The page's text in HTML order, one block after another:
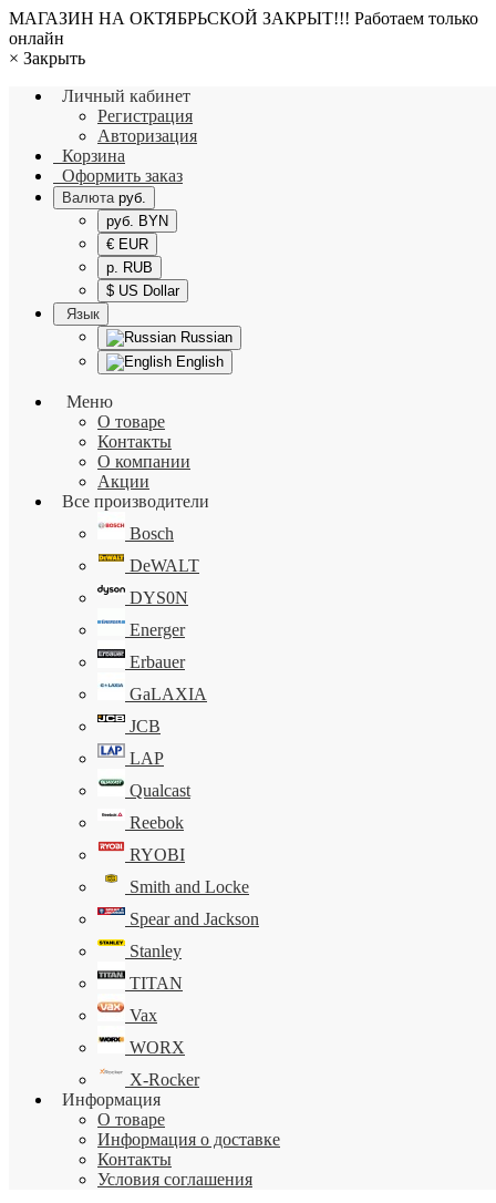
МАГАЗИН НА ОКТЯБРЬСКОЙ ЗАКРЫТ!!! Работаем только
онлайн
× Закрыть
Личный кабинет
Регистрация
Авторизация
Корзина
Оформить заказ
Валюта руб.
руб. BYN
€ EUR
р. RUB
$ US Dollar
Язык
Russian
English
Меню
О товаре
Контакты
О компании
Акции
Все производители
Bosch
DeWALT
DYS0N
Energer
Erbauer
GaLAXIA
JCB
LAP
Qualcast
Reebok
RYOBI
Smith and Locke
Spear and Jackson
Stanley
TITAN
Vax
WORX
X-Rocker
Информация
О товаре
Информация о доставке
Контакты
Условия соглашения